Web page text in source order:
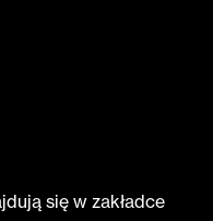
się w zakładce